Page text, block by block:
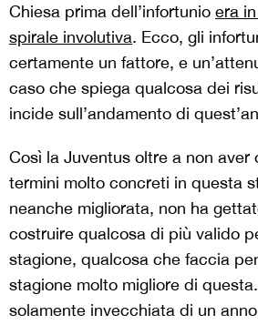
Chiesa prima dell’infortunio era
spirale involutiva. Ecco, gli
certamente un fattore, e
caso che spiega qualcosa dei
incide sull’andamento di
Così la Juventus oltre a non aver
termini molto concreti in questa
neanche migliorata, non ha
costruire qualcosa di più valido
stagione, qualcosa che faccia
stagione molto migliore di
solamente invecchiata di un